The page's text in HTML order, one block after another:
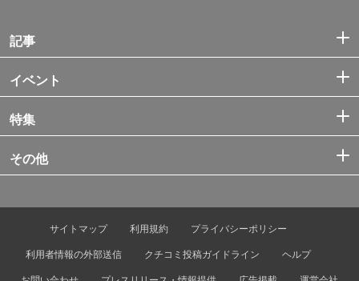
記事
イベント
特集
その他
サイトマップ 利用規約
プライバシーポリシー
利用者情報の外部送信
クチコミ投稿ガイドライン
ヘルプ